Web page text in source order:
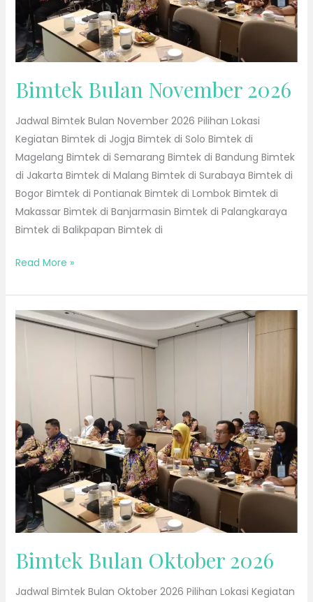
Bimtek Bulan November 2026
Jadwal Bimtek Bulan November 2026 Pilihan Lokasi
Kegiatan Bimtek di Jogja Bimtek di Solo Bimtek di
Magelang Bimtek di Semarang Bimtek di Bandung Bimtek
di Jakarta Bimtek di Malang Bimtek di Surabaya Bimtek di
Bogor Bimtek di Pontianak Bimtek di Lombok Bimtek di
Makassar Bimtek di Banjarmasin Bimtek di Palangkaraya
Bimtek di Balikpapan Bimtek di
Read More »
Bimtek Bulan Oktober 2026
Jadwal Bimtek Bulan Oktober 2026 Pilihan Lokasi Kegiatan
Bimtek